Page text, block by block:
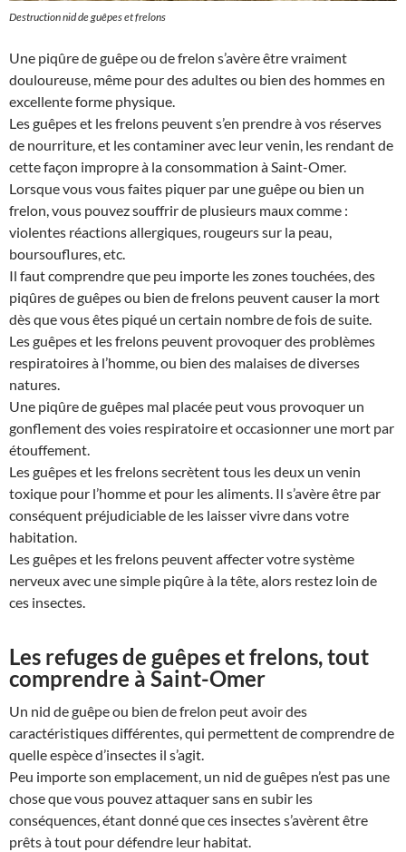
Destruction nid de guêpes et frelons
Une piqûre de guêpe ou de frelon s’avère être vraiment
douloureuse, même pour des adultes ou bien des hommes en
excellente forme physique.
Les guêpes et les frelons peuvent s’en prendre à vos réserves
de nourriture, et les contaminer avec leur venin, les rendant de
cette façon impropre à la consommation à Saint-Omer.
Lorsque vous vous faites piquer par une guêpe ou bien un
frelon, vous pouvez souffrir de plusieurs maux comme :
violentes réactions allergiques, rougeurs sur la peau,
boursouflures, etc.
Il faut comprendre que peu importe les zones touchées, des
piqûres de guêpes ou bien de frelons peuvent causer la mort
dès que vous êtes piqué un certain nombre de fois de suite.
Les guêpes et les frelons peuvent provoquer des problèmes
respiratoires à l’homme, ou bien des malaises de diverses
natures.
Une piqûre de guêpes mal placée peut vous provoquer un
gonflement des voies respiratoire et occasionner une mort par
étouffement.
Les guêpes et les frelons secrètent tous les deux un venin
toxique pour l’homme et pour les aliments. Il s’avère être par
conséquent préjudiciable de les laisser vivre dans votre
habitation.
Les guêpes et les frelons peuvent affecter votre système
nerveux avec une simple piqûre à la tête, alors restez loin de
ces insectes.
Les refuges de guêpes et frelons, tout
comprendre à Saint-Omer
Un nid de guêpe ou bien de frelon peut avoir des
caractéristiques différentes, qui permettent de comprendre de
quelle espèce d’insectes il s’agit.
Peu importe son emplacement, un nid de guêpes n’est pas une
chose que vous pouvez attaquer sans en subir les
conséquences, étant donné que ces insectes s’avèrent être
prêts à tout pour défendre leur habitat.